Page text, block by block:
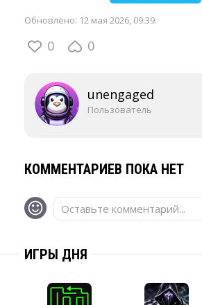
Обновлено: 12 мая 2026, 09:39.
0 0
unengaged
Пользователь
КОММЕНТАРИЕВ ПОКА НЕТ
Оставьте комментарий...
ИГРЫ ДНЯ